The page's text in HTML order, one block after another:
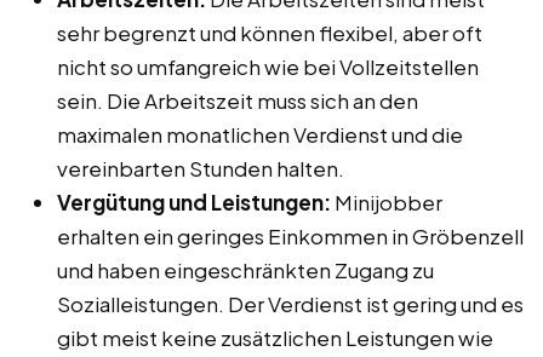
sehr begrenzt und können flexibel, aber oft
nicht so umfangreich wie bei Vollzeitstellen
sein. Die Arbeitszeit muss sich an den
maximalen monatlichen Verdienst und die
vereinbarten Stunden halten.
Vergütung und Leistungen: Minijobber
erhalten ein geringes Einkommen in Gröbenzell
und haben eingeschränkten Zugang zu
Sozialleistungen. Der Verdienst ist gering und es
gibt meist keine zusätzlichen Leistungen wie